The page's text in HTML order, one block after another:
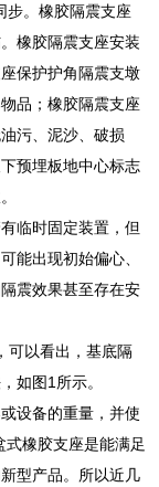
步。橡胶隔震支座
橡胶隔震支座安装
保护护角隔震支墩
品；橡胶隔震支座
污、泥沙、破损
预埋板地中心标志
临时固定装置，但
能出现初始偏心、
震效果甚至存在安
可以看出，基底隔
如图1所示。
设备的重量，并使
橡胶支座是能满足
型产品。所以近几